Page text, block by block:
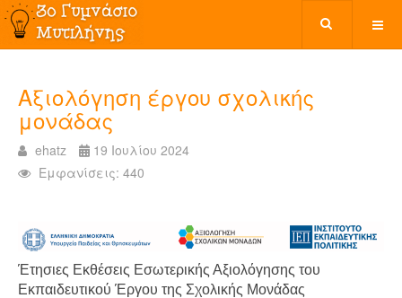
Αξιολόγηση έργου σχολικής
μονάδας
ehatz
19 Ιουλίου 2024
Εμφανίσεις: 440
Έτησιες Εκθέσεις Εσωτερικής Αξιολόγησης του
Εκπαιδευτικού Έργου της Σχολικής Μονάδας